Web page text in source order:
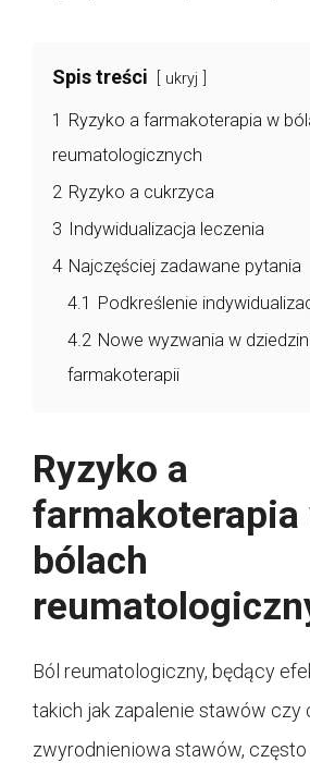
Spis treści ukryj
1 Ryzyko a farmakoterapia w
reumatologicznych
2 Ryzyko a cukrzyca
3 Indywidualizacja leczenia
4 Najczęściej zadawane pytania
4.1 Podkreślenie
4.2 Nowe wyzwania w
farmakoterapii
Ryzyko a
farmakoterapia
bólach
Ból reumatologiczny, będący
takich jak zapalenie stawów czy
zwyrodnieniowa stawów,